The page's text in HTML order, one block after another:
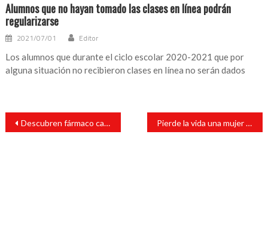
Alumnos que no hayan tomado las clases en línea podrán
regularizarse
2021/07/01 Editor
Los alumnos que durante el ciclo escolar 2020-2021 que por
alguna situación no recibieron clases en línea no serán dados
Navegación
entradas
Descubren fármaco capaz de regenerar los dientes Pierde la vida una mujer en lamentable accidente automovilístico